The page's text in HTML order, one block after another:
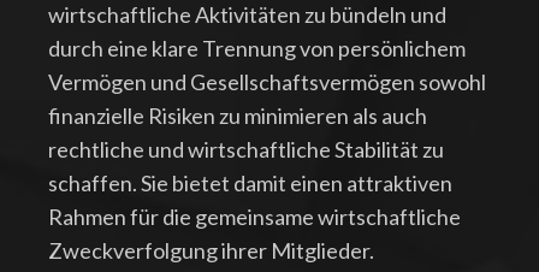
wirtschaftliche Aktivitäten zu bündeln und
durch eine klare Trennung von persönlichem
Vermögen und Gesellschaftsvermögen sowohl
finanzielle Risiken zu minimieren als auch
rechtliche und wirtschaftliche Stabilität zu
schaffen. Sie bietet damit einen attraktiven
Rahmen für die gemeinsame wirtschaftliche
Zweckverfolgung ihrer Mitglieder.